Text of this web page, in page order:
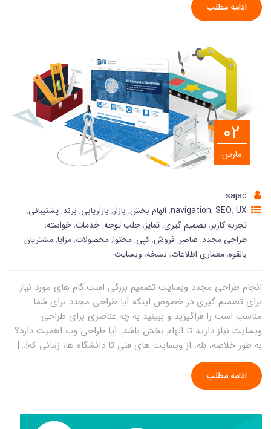
ادامه مطلب
02
مارس
sajad
navigation, SEO, UX
, الهام بخش, بازار, بازاریابی, برند,پشتیبانی,
تجربه کاربر,تصمیم گیری,تمایز,جلب توجه,خدمات,خواسته,
طراحی مجدد, عناصر,فروش,کپی,محتوا,محصولات,مزایا,مشتریان
بالقوه,معماری اطلاعات, نسخه, وبسایت
انجام طراحی مجدد وبسایت تصمیم بزرگی است.گام های مورد نیاز
برای تصمیم گیری در خصوص اینکه آیا طراحی مجدد برای شما
مناسب است را فراگیرید و ببینید به چه عناصری برای طراحی
وبسایت نیاز دارید تا الهام بخش باشد. آیا طراحی وب اهمیت دارد؟
به طور خلاصه، بله. از وبسایت های فنی تا دانشگاه ها، زمانی که[…]
ادامه مطلب